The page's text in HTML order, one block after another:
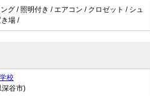
グ / 照明付き / エアコン / クロゼット / シュ
き場 /
校
深谷市)